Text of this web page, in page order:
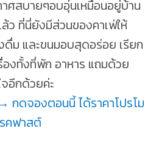
ศสบายๆอบอุ่นเหมือนอยู่บ้าน
ว ที่นี่ยังมีส่วนของคาเฟ่ให้
ดื่ม และขนมอบสุดอร่อย เรียก
องทั้งที่พัก อาหาร แถมด้วย
อีกด้วยค่ะ
→ กดจองตอนนี้ ได้ราคาโปรโม
คฟาสต์